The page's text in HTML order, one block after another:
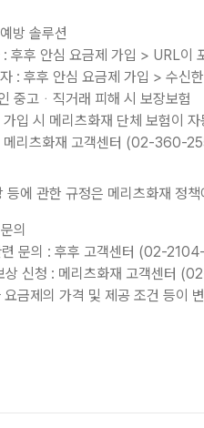
방 솔루션
후후 안심 요금제 가입 > URL이
: 후후 안심 요금제 가입 > 수신
중고ᆞ직거래 피해 시 보장보험
입 시 메리츠화재 단체 보험이 자
메리츠화재 고객센터 (02-360-
등에 관한 규정은 메리츠화재 정책
의
련 문의 : 후후 고객센터 (02-
상 신청 : 메리츠화재 고객센터
금제의 가격 및 제공 조건 등이